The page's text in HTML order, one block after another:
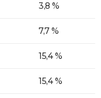
3,8 %
7,7 %
15,4 %
15,4 %